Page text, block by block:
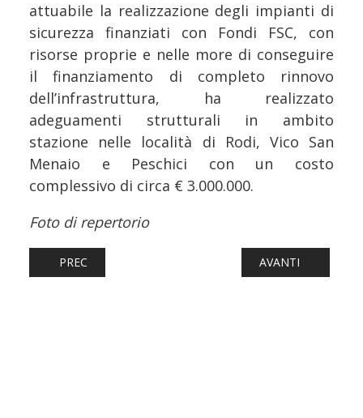
attuabile la realizzazione degli impianti di
sicurezza finanziati con Fondi FSC, con
risorse proprie e nelle more di conseguire
il finanziamento di completo rinnovo
dell’infrastruttura, ha realizzato
adeguamenti strutturali in ambito
stazione nelle località di Rodi, Vico San
Menaio e Peschici con un costo
complessivo di circa € 3.000.000.
Foto di repertorio
ARTICOLO PRECEDENTE: FERROVIE: TORINO, TRENI
PREC ARTICOLO
AVANTI